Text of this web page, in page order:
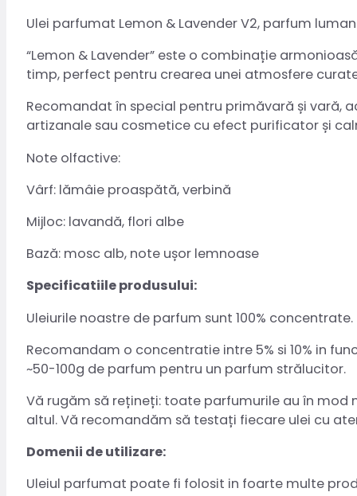
Ulei parfumat Lemon & Lavender V2, parfum
“Lemon & Lavender” este o combinație
timp, perfect pentru crearea unei atmosfere
Recomandat în special pentru primăvară și vară,
artizanale sau cosmetice cu efect purificator și
Note olfactive:
Vârf: lămâie proaspătă, verbină
Mijloc: lavandă, flori albe
Bază: mosc alb, note ușor lemnoase
Specificatiile produsului:
Uleiurile noastre de parfum sunt 100%
Recomandam o concentratie intre 5% si 10% in
~50-100g de parfum pentru un parfum strălucitor.
Vă rugăm să rețineți: toate parfumurile au în mod
altul. Vă recomandăm să testați fiecare ulei cu
Domenii de utilizare:
Uleiul parfumat poate fi folosit in foarte multe